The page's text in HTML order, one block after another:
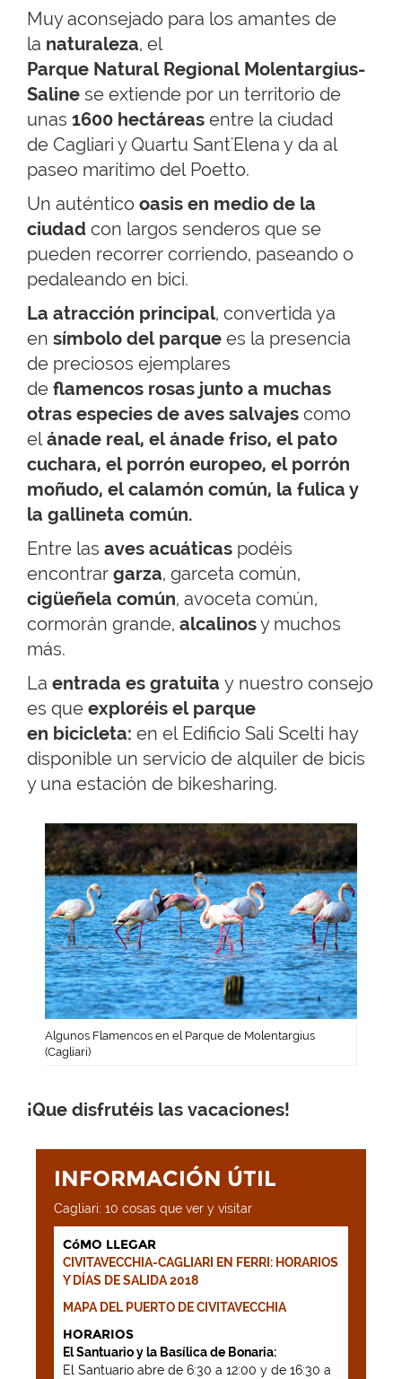
Muy aconsejado para los amantes de
la naturaleza, el
Parque Natural Regional Molentargius-
Saline se extiende por un territorio de
unas 1600 hectáreas entre la ciudad
de Cagliari y Quartu Sant'Elena y da al
paseo marítimo del Poetto.
Un auténtico oasis en medio de la
ciudad con largos senderos que se
pueden recorrer corriendo, paseando o
pedaleando en bici.
La atracción principal, convertida ya
en símbolo del parque es la presencia
de preciosos ejemplares
de flamencos rosas junto a muchas
otras especies de aves salvajes como
elánade real, el ánade friso, el pato
cuchara, el porrón europeo, el porrón
moñudo, el calamón común, la fulica y
la gallineta común.
Entre las aves acuáticas podéis
encontrar garza, garceta común,
cigüeñela común, avoceta común,
cormorán grande, alcalinosy muchos
más.
La entrada es gratuita y nuestro consejo
es que exploréis el parque
en bicicleta: en el Edificio Sali Scelti hay
disponible un servicio de alquiler de bicis
y una estación de bikesharing.
Algunos Flamencos en el Parque de Molentargius
(Cagliari)
¡Que disfrutéis las vacaciones!
INFORMACIÓN ÚTIL
Cagliari: 10 cosas que ver y visitar
CóMO LLEGAR
CIVITAVECCHIA-CAGLIARI EN FERRI: HORARIOS
Y DÍAS DE SALIDA 2018
MAPA DEL PUERTO DE CIVITAVECCHIA
HORARIOS
El Santuario y la Basílica de Bonaria:
El Santuario abre de 6:30 a 12:00 y de 16:30 a